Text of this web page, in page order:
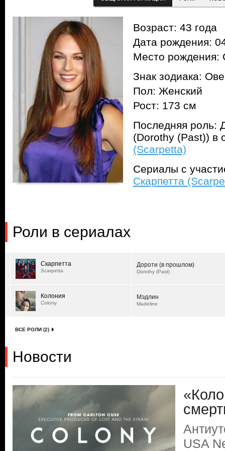
Возраст: 43 года
Дата рождения:
Место
Знак зодиака:
Пол: Женский
Рост: 173 см
Последняя роль:
(Dorothy (Past)) в
(Scarpetta)
Сериалы с
Скарпетта
Роли в сериалах
Скарпетта
Scarpetta
Дороти (в прошлом)
Dorothy (Past)
Колония
Colony
Мэдлин
Madeline
ВСЕ РОЛИ (2)
Новости
USA